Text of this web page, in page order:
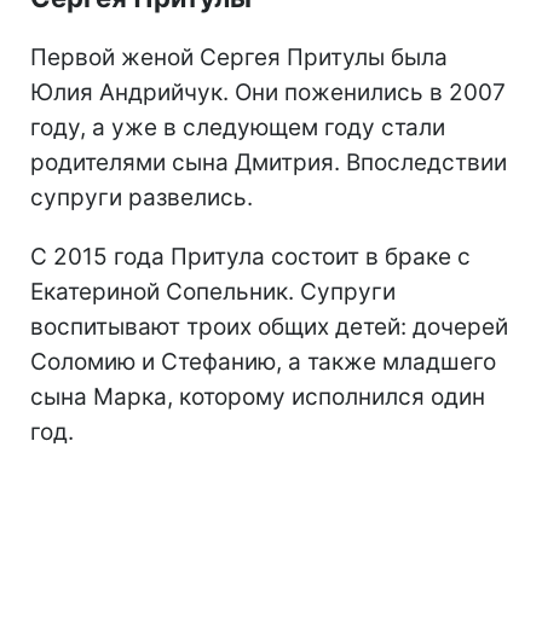
Первой женой Сергея Притулы была
Юлия Андрийчук. Они поженились в 2007
году, а уже в следующем году стали
родителями сына Дмитрия. Впоследствии
супруги развелись.
С 2015 года Притула состоит в браке с
Екатериной Сопельник. Супруги
воспитывают троих общих детей: дочерей
Соломию и Стефанию, а также младшего
сына Марка, которому исполнился один
год.